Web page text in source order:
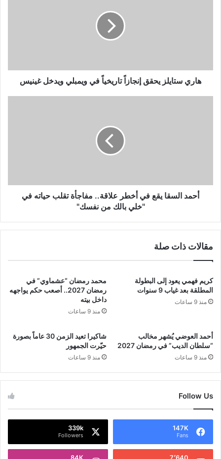
غينيس
هاري ستايلز يحقق إنجازاً تاريخياً في ويمبلي ويدخل غينيس
حياته
من
أحمد السقا يقع في أخطر علاقة.. مفاجأة تقلب حياته في
"خلي بالك من نفسك"
مقالات ذات صلة
كريم فهمي يعود إلى البطولة
المطلقة بعد غياب 9 سنوات
منذ 9 ساعات
محمد رمضان “عشماوي” في
رمضان 2027.. أصعب حكم يواجهه
داخل بيته
منذ 9 ساعات
أحمد العوضي يُشهر مخالب
“سلطان الديب” في رمضان 2027
منذ 9 ساعات
شاكيرا تعيد الزمن 30 عاماً بصورة
حيّرت الجمهور
منذ 9 ساعات
Follow Us
147K
Fans
339k
Followers
7٬640 84K